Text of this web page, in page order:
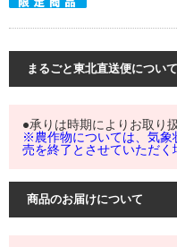
まるごと東北直送便について
●承りは時期によりお取り
※農作物については、気象
売を終了とさせていただく
商品のお届けについて